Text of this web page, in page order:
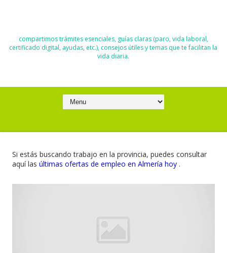
compartimos trámites esenciales, guías claras (paro, vida laboral,
certificado digital, ayudas, etc.), consejos útiles y temas que te facilitan la
vida diaria.
Si estás buscando trabajo en la provincia, puedes consultar
aquí las últimas ofertas de empleo en Almería hoy .